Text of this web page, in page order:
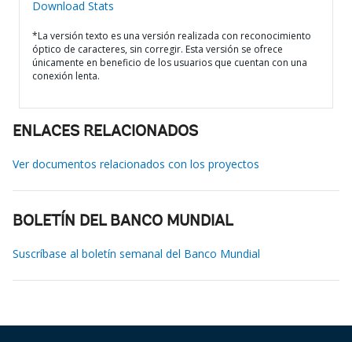
Download Stats
*La versión texto es una versión realizada con reconocimiento
óptico de caracteres, sin corregir. Esta versión se ofrece
únicamente en beneficio de los usuarios que cuentan con una
conexión lenta.
ENLACES RELACIONADOS
Ver documentos relacionados con los proyectos
BOLETÍN DEL BANCO MUNDIAL
Suscríbase al boletín semanal del Banco Mundial